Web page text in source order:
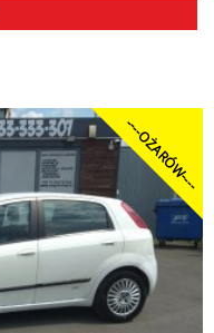
----OŻARÓW----